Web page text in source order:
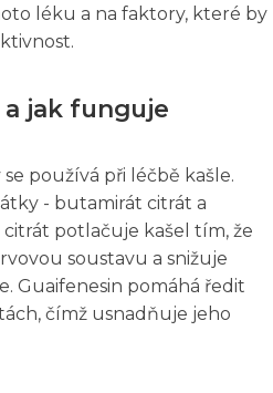
léku a na faktory, které by
a jak funguje
používá při léčbě kašle.
- butamirát citrát a
potlačuje kašel tím, že
soustavu a snižuje
Guaifenesin pomáhá ředit
čímž usnadňuje jeho